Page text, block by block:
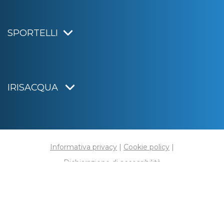
SPORTELLI
IRISACQUA
Informativa privacy | Cookie policy |
Dichiarazione di accessibilità